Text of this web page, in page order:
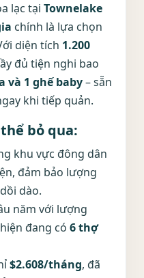
lạc tại Townelake
chính là lựa chọn
diện tích 1.200
đủ tiện nghi bao
và 1 ghế baby– sẵn
khi tiếp quản.
bỏ qua:
khu vực đông dân
đảm bảo lượng
dào.
năm với lượng
đang có 6 thợ
$2.608/tháng, đã